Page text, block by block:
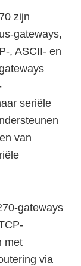
zijn
gateways,
, ASCII- en
seriële
van
gateways
met
via